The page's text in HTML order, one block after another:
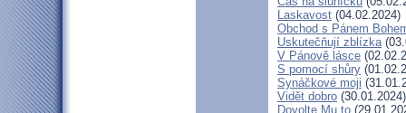
Laskavost (04.02.2024)
Obchod s Pánem
Uskutečňují zblízka
V Pánově lásce
S pomocí shůry
Synáčkové moji
Vidět dobro (30.01.2024)
Dovolte Mu to